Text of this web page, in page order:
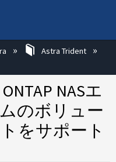
/折りたたむ
Astra Trident
NASエ
のボリュー
をサポート